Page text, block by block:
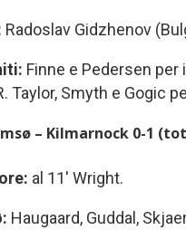
Radoslav Gidzhenov
Finne e Pedersen per
Taylor, Smyth e Gogic
– Kilmarnock 0-1
al 11′ Wright.
Haugaard, Guddal,